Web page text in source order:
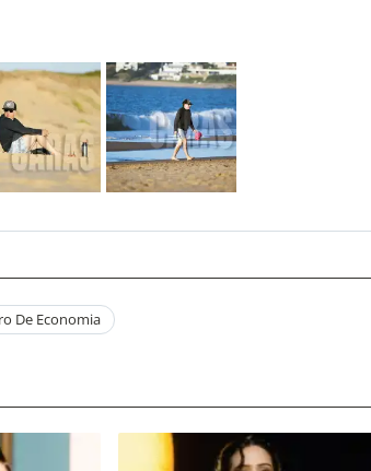
De Economia